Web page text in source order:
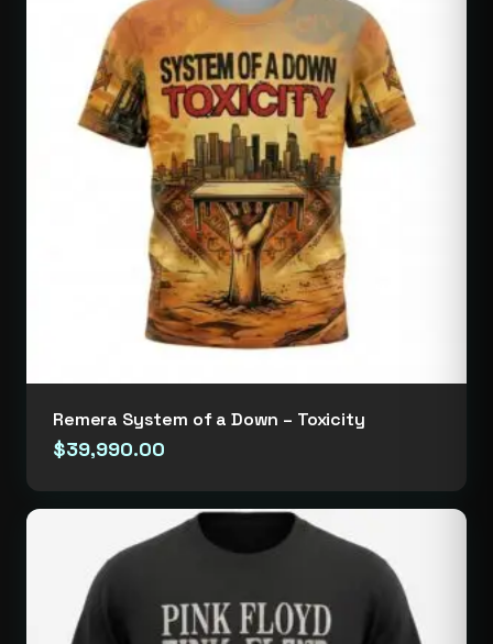
Remera System of a Down – Toxicity
$39,990.00